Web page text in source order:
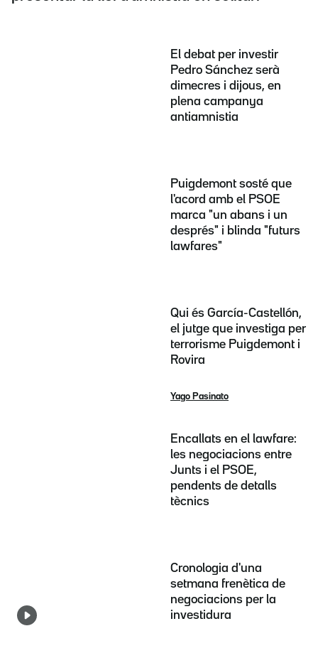
El debat per investir
Pedro Sánchez serà
dimecres i dijous, en
plena campanya
antiamnistia
Puigdemont sosté que
l'acord amb el PSOE
marca "un abans i un
després" i blinda "futurs
lawfares"
Qui és García-Castellón,
el jutge que investiga per
terrorisme Puigdemont i
Rovira
Yago Pasinato
Encallats en el lawfare:
les negociacions entre
Junts i el PSOE,
pendents de detalls
tècnics
Cronologia d'una
setmana frenètica de
negociacions per la
investidura